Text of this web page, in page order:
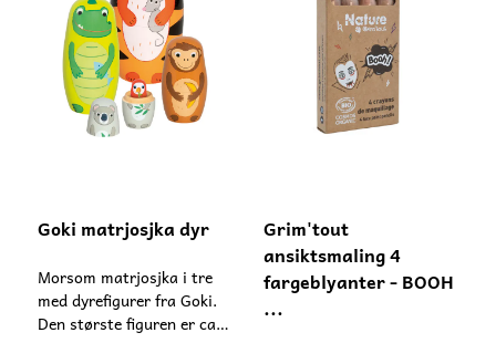
Goki matrjosjka dyr
Morsom matrjosjka i tre
med dyrefigurer fra Goki.
Den største figuren er ca.
Grim'tout
ansiktsmaling 4
fargeblyanter - BOOH
...